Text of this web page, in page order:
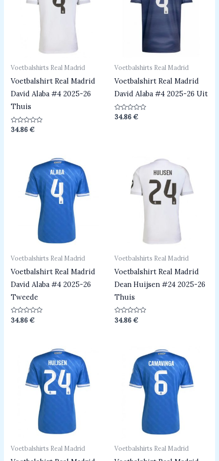
Voetbalshirts Real Madrid
Voetbalshirt Real Madrid
David Alaba #4 2025-26
Thuis
Beoordeeld
34.86€
Voetbalshirts Real Madrid
Voetbalshirt Real Madrid
David Alaba #4 2025-26 Uit
Beoordeeld
34.86€
Voetbalshirts Real Madrid
Voetbalshirt Real Madrid
David Alaba #4 2025-26
Tweede
Beoordeeld
0
34.86€
Voetbalshirts Real Madrid
Voetbalshirt Real Madrid
Dean Huijsen #24 2025-26
Thuis
Beoordeeld
0
34.86€
Voetbalshirts Real Madrid Voetbalshirts Real Madrid